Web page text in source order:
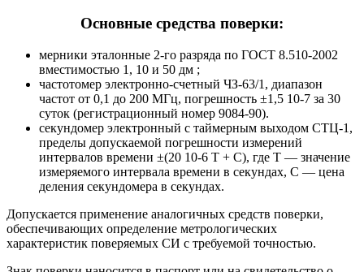
Основные средства поверки:
мерники эталонные 2-го разряда по ГОСТ 8.510-2002
вместимостью 1, 10 и 50 дм ;
частотомер электронно-счетный ЧЗ-63/1, диапазон
частот от 0,1 до 200 МГц, погрешность ±1,5 10-7 за 30
суток (регистрационный номер 9084-90).
секундомер электронный с таймерным выходом СТЦ-1,
пределы допускаемой погрешности измерений
интервалов времени ±(20 10-6 Т + С), где Т — значение
измеряемого интервала времени в секундах, С — цена
деления секундомера в секундах.
Допускается применение аналогичных средств поверки,
обеспечивающих определение метрологических
характеристик поверяемых СИ с требуемой точностью.